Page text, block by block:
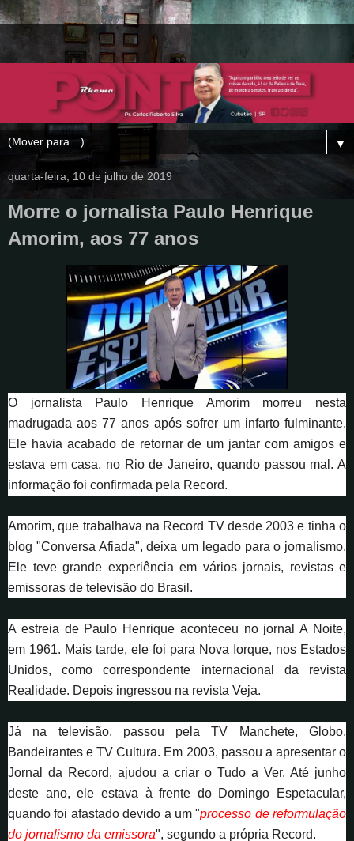
▼
quarta-feira, 10 de julho de 2019
Morre o jornalista Paulo Henrique
Amorim, aos 77 anos
O jornalista Paulo Henrique Amorim morreu nesta
madrugada aos 77 anos após sofrer um infarto fulminante.
Ele havia acabado de retornar de um jantar com amigos e
estava em casa, no Rio de Janeiro, quando passou mal. A
informação foi confirmada pela Record.
Amorim, que trabalhava na Record TV desde 2003 e tinha o
blog "Conversa Afiada", deixa um legado para o jornalismo.
Ele teve grande experiência em vários jornais, revistas e
emissoras de televisão do Brasil.
A estreia de Paulo Henrique aconteceu no jornal A Noite,
em 1961. Mais tarde, ele foi para Nova Iorque, nos Estados
Unidos, como correspondente internacional da revista
Realidade. Depois ingressou na revista Veja.
Já na televisão, passou pela TV Manchete, Globo,
Bandeirantes e TV Cultura. Em 2003, passou a apresentar o
Jornal da Record, ajudou a criar o Tudo a Ver. Até junho
deste ano, ele estava à frente do Domingo Espetacular,
quando foi afastado devido a um "processo de reformulação
do jornalismo da emissora", segundo a própria Record.